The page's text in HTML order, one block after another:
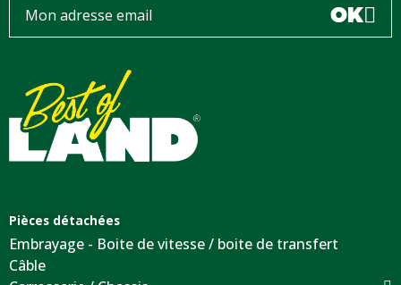
OK
Pièces détachées
Embrayage - Boite de vitesse / boite de transfert
Câble